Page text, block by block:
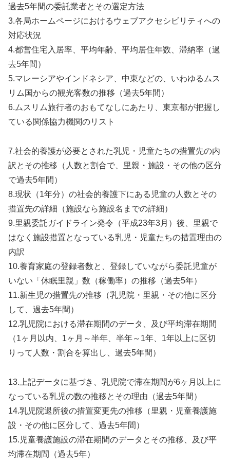
過去5年間の委託業者とその選定方法
3.各局ホームページにおけるウェブアクセシビリティへの
対応状況
4.都営住宅入居率、平均年齢、平均居住年数、滞納率（過
去5年間）
5.マレーシアやインドネシア、中東などの、いわゆるムス
リム国からの観光客数の推移（過去5年間）
6.ムスリム旅行者のおもてなしにあたり、東京都が把握し
ている関係協力機関のリスト
7.社会的養護が必要とされた乳児・児童たちの措置先の内
訳とその推移（人数と割合で、里親・施設・その他の区分
で過去5年間）
8.現状（1年分）の社会的養護下にある児童の人数とその
措置先の詳細（施設なら施設名までの詳細）
9.里親委託ガイドライン発令（平成23年3月）後、里親で
はなく施設措置となっている乳児・児童たちの措置理由の
内訳
10.養育家庭の登録者数と、登録していながら委託児童が
いない「休眠里親」数（稼働率）の推移（過去5年）
11.新生児の措置先の推移（乳児院・里親・その他に区分
して、過去5年間）
12.乳児院における滞在期間のデータ、及び平均滞在期間
（1ヶ月以内、1ヶ月～半年、半年～1年、1年以上に区切
りって人数・割合を算出し、過去5年間）
13.上記データに基づき、乳児院で滞在期間が6ヶ月以上に
なっている乳児の数の推移とその理由（過去5年間）
14.乳児院退所後の措置変更先の推移（里親・児童養護施
設・その他に区分して、過去5年間）
15.児童養護施設の滞在期間のデータとその推移、及び平
均滞在期間（過去5年）